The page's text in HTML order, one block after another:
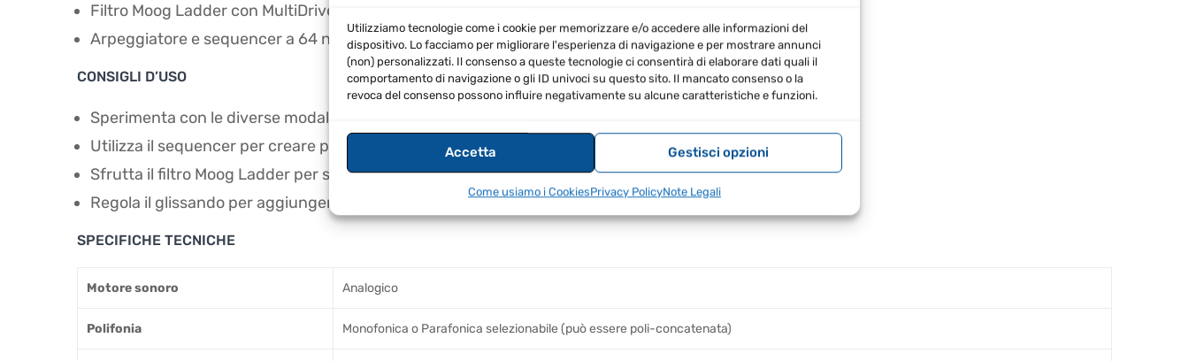
Utilizziamo tecnologie come i cookie per memorizzare e/o accedere alle informazioni del
dispositivo. Lo facciamo per migliorare l'esperienza di navigazione e per mostrare annunci
(non) personalizzati. Il consenso a queste tecnologie ci consentirà di elaborare dati quali il
comportamento di navigazione o gli ID univoci su questo sito. Il mancato consenso o la
revoca del consenso possono influire negativamente su alcune caratteristiche e funzioni.
Accetta Gestisci opzioni
Come usiamo i CookiesPrivacy PolicyNote Legali
Filtro Moog Ladder con MultiDrive
Arpeggiatore e sequencer a 64 note
CONSIGLI D’USO
Sperimenta con le diverse modalità di modulazione per esplorare nuove sonorità.
Utilizza il sequencer per creare pattern complessi e dinamici.
Sfrutta il filtro Moog Ladder per scolpire toni ricchi e saturi.
Regola il glissando per aggiungere un tocco espressivo alle tue performance.
SPECIFICHE TECNICHE
Motore sonoro Analogico
Polifonia Monofonica o Parafonica selezionabile (può essere poli-concatenata)